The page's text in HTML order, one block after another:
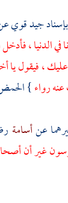
بإسناد جيد قوي
الدنيا ،
فيقول يا
رواء} الحمض
عنأسامة
غير أن أصحاب